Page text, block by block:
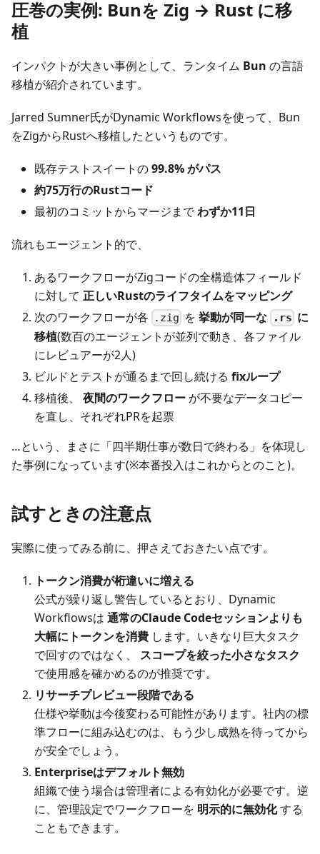
圧巻の実例: Bunを Zig → Rust に移
植
インパクトが大きい事例として、ランタイム Bun の言語
移植が紹介されています。
Jarred Sumner氏がDynamic Workflowsを使って、Bun
をZigからRustへ移植したというものです。
既存テストスイートの99.8% がパス
約75万行のRustコード
最初のコミットからマージまでわずか11日
流れもエージェント的で、
あるワークフローがZigコードの全構造体フィールド
に対して 正しいRustのライフタイムをマッピング
次のワークフローが各
.zig を挙動が同一な .rs に
移植(数百のエージェントが並列で動き、各ファイル
にレビュアーが2人)
ビルドとテストが通るまで回し続ける fixループ
移植後、 夜間のワークフロー が不要なデータコピー
を直し、それぞれPRを起票
…という、まさに「四半期仕事が数日で終わる」を体現し
た事例になっています(※本番投入はこれからとのこと)。
試すときの注意点
実際に使ってみる前に、押さえておきたい点です。
トークン消費が桁違いに増える
公式が繰り返し警告しているとおり、Dynamic
Workflowsは 通常のClaude Codeセッションよりも
大幅にトークンを消費 します。いきなり巨大タスク
で回すのではなく、 スコープを絞った小さなタスク
で使用感を確かめるのが推奨です。
リサーチプレビュー段階である
仕様や挙動は今後変わる可能性があります。社内の標
準フローに組み込むのは、もう少し成熟を待ってから
が安全でしょう。
Enterpriseはデフォルト無効
組織で使う場合は管理者による有効化が必要です。逆
に、管理設定でワークフローを 明示的に無効化する
こともできます。